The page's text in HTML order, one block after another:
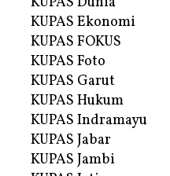
KUPAS Ekonomi
KUPAS FOKUS
KUPAS Foto
KUPAS Garut
KUPAS Hukum
KUPAS Indramayu
KUPAS Jabar
KUPAS Jambi